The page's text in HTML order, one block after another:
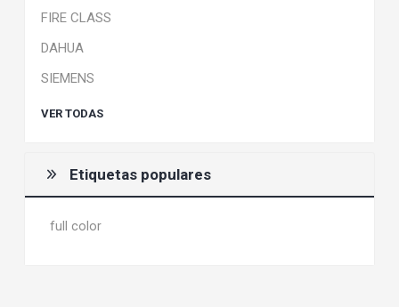
FIRE CLASS
DAHUA
SIEMENS
VER TODAS
Etiquetas populares
full color